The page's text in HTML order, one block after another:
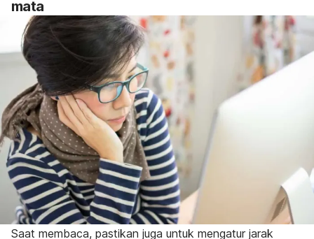
mata
Saat membaca, pastikan juga untuk mengatur jarak